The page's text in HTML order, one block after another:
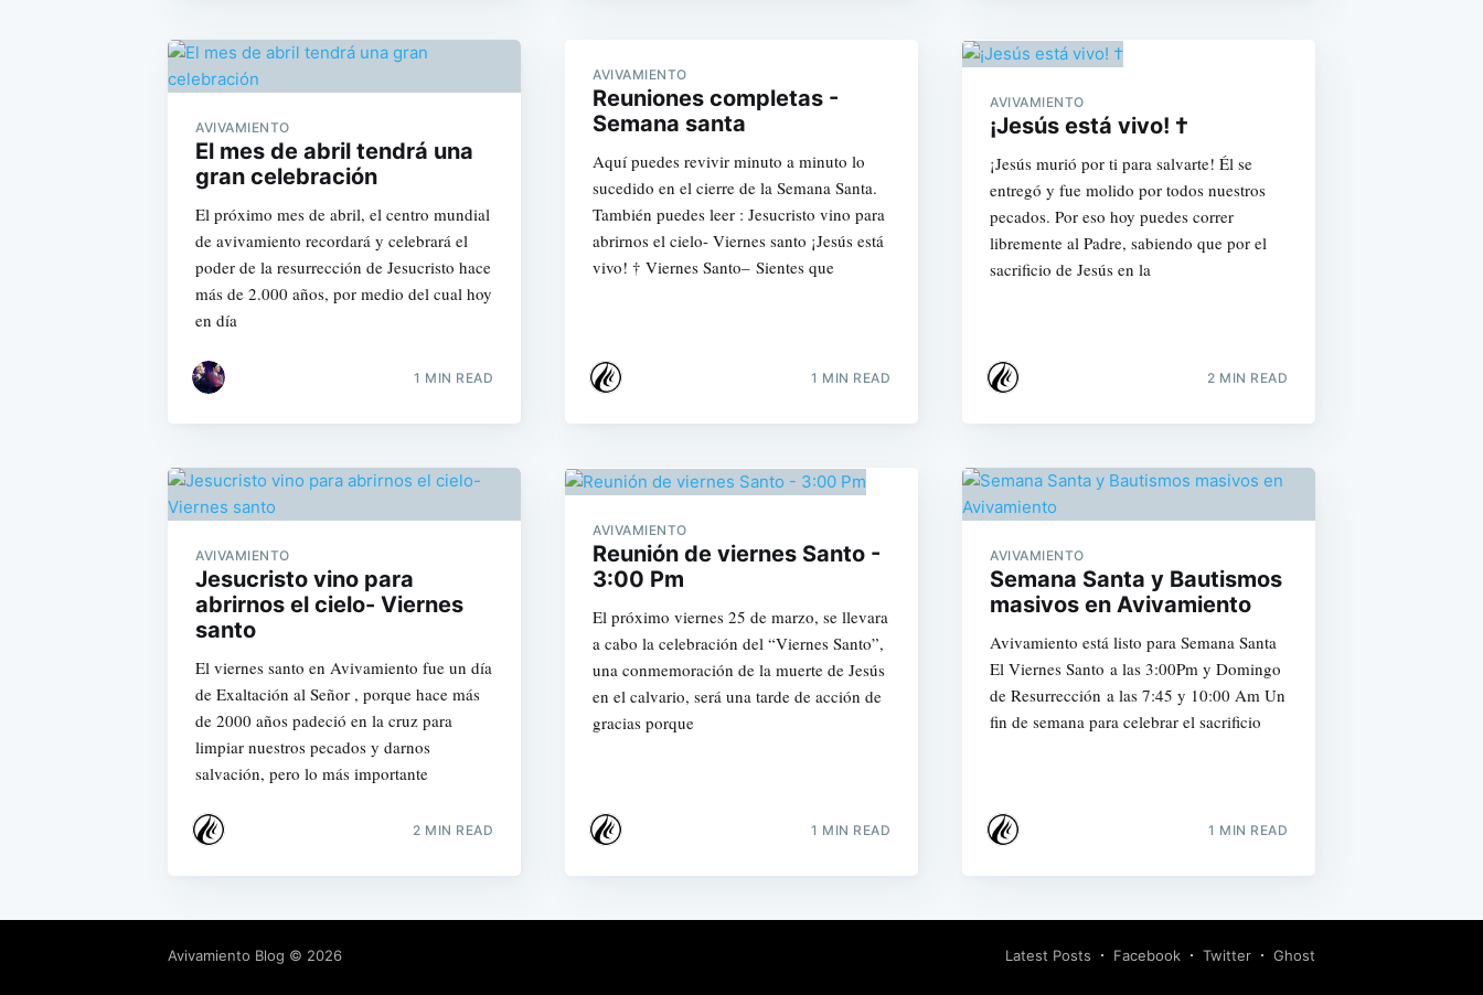
AVIVAMIENTO
El mes de abril tendrá una
gran celebración
El próximo mes de abril, el centro mundial
de avivamiento recordará y celebrará el
poder de la resurrección de Jesucristo hace
más de 2.000 años, por medio del cual hoy
en día
1 MIN READ
AVIVAMIENTO
Reuniones completas -
Semana santa
Aquí puedes revivir minuto a minuto lo
sucedido en el cierre de la Semana Santa.
También puedes leer : Jesucristo vino para
abrirnos el cielo- Viernes santo ¡Jesús está
vivo! † Viernes Santo– Sientes que
1 MIN READ
AVIVAMIENTO
¡Jesús está vivo! †
¡Jesús murió por ti para salvarte! Él se
entregó y fue molido por todos nuestros
pecados. Por eso hoy puedes correr
libremente al Padre, sabiendo que por el
sacrificio de Jesús en la
2 MIN READ
AVIVAMIENTO
Jesucristo vino para
abrirnos el cielo- Viernes
santo
El viernes santo en Avivamiento fue un día
de Exaltación al Señor , porque hace más
de 2000 años padeció en la cruz para
limpiar nuestros pecados y darnos
salvación, pero lo más importante
2 MIN READ
AVIVAMIENTO
Reunión de viernes Santo -
3:00 Pm
El próximo viernes 25 de marzo, se llevara
a cabo la celebración del “Viernes Santo”,
una conmemoración de la muerte de Jesús
en el calvario, será una tarde de acción de
gracias porque
1 MIN READ
AVIVAMIENTO
Semana Santa y Bautismos
masivos en Avivamiento
Avivamiento está listo para Semana Santa
El Viernes Santo a las 3:00Pm y Domingo
de Resurrección a las 7:45 y 10:00 Am Un
fin de semana para celebrar el sacrificio
1 MIN READ
Avivamiento Blog © 2026 Latest Posts Facebook Twitter Ghost